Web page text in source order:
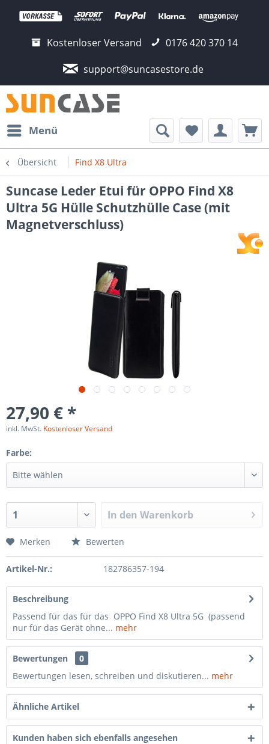
Kostenloser Versand
0176 420 370 14
support@suncasestore.de
Menü
Übersicht Find X8 Ultra
Suncase Leder Etui für OPPO Find X8
Ultra 5G Hülle Schutzhülle Case (mit
Magnetverschluss)
27,90 € *
inkl. MwSt. Kostenloser Versand
Farbe:
In den Warenkorb
Merken Bewerten
Artikel-Nr.: 182786357-194
Beschreibung
Passend für das für das OPPO Find X8 Ultra 5G (passend
nur für das Gerät ohne... mehr
Bewertungen
0
Bewertungen lesen, schreiben und diskutieren... mehr
Ähnliche Artikel
Kunden haben sich ebenfalls angesehen